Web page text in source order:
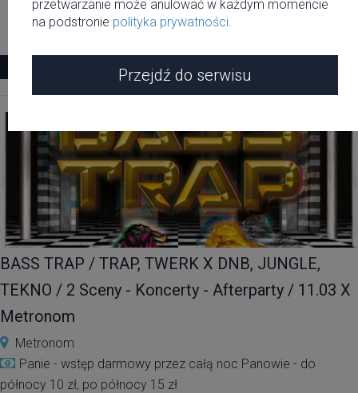
BASS TRAP / TRAP, TWERK X DNB, JUNGLE,
TEKNO / 2 Sceny - Koncerty - Afterparty / 11.03 X
Metronom
Metronom
Panie - wstęp darmowy przez całą noc Panowie - do
północy 10 zł, po północy 15 zł
przetwarzanie może anulować w każdym momencie
na podstronie polityka prywatności.
Przejdź do serwisu